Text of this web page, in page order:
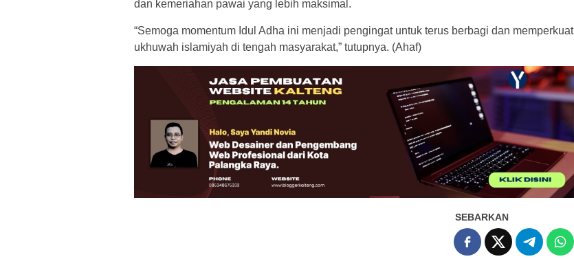
dan kemeriahan pawai yang lebih maksimal.
“Semoga momentum Idul Adha ini menjadi pengingat untuk terus berbagi dan memperkuat
ukhuwah islamiyah di tengah masyarakat,” tutupnya. (Ahaf)
SEBARKAN